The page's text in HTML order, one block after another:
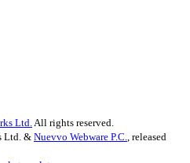
Ltd.All rights reserved.
Ltd. & Nuevvo Webware P.C., released